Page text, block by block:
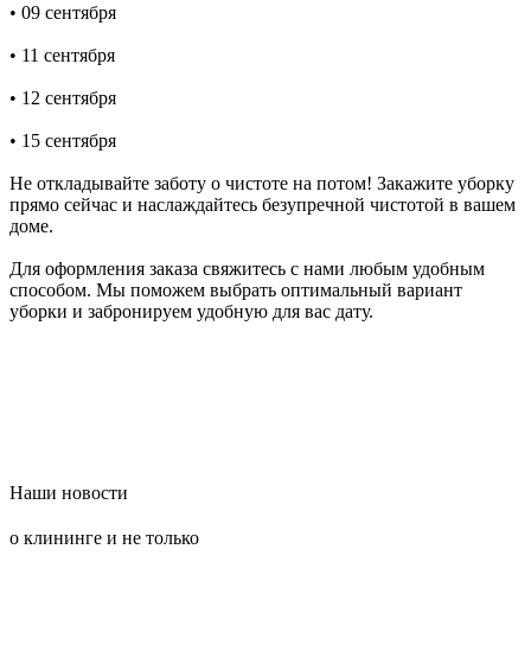
• 09 сентября
• 11 сентября
• 12 сентября
• 15 сентября
Не откладывайте заботу о чистоте на потом! Закажите уборку
прямо сейчас и наслаждайтесь безупречной чистотой в вашем
доме.
Для оформления заказа свяжитесь с нами любым удобным
способом. Мы поможем выбрать оптимальный вариант
уборки и забронируем удобную для вас дату.
Наши новости
о клининге и не только